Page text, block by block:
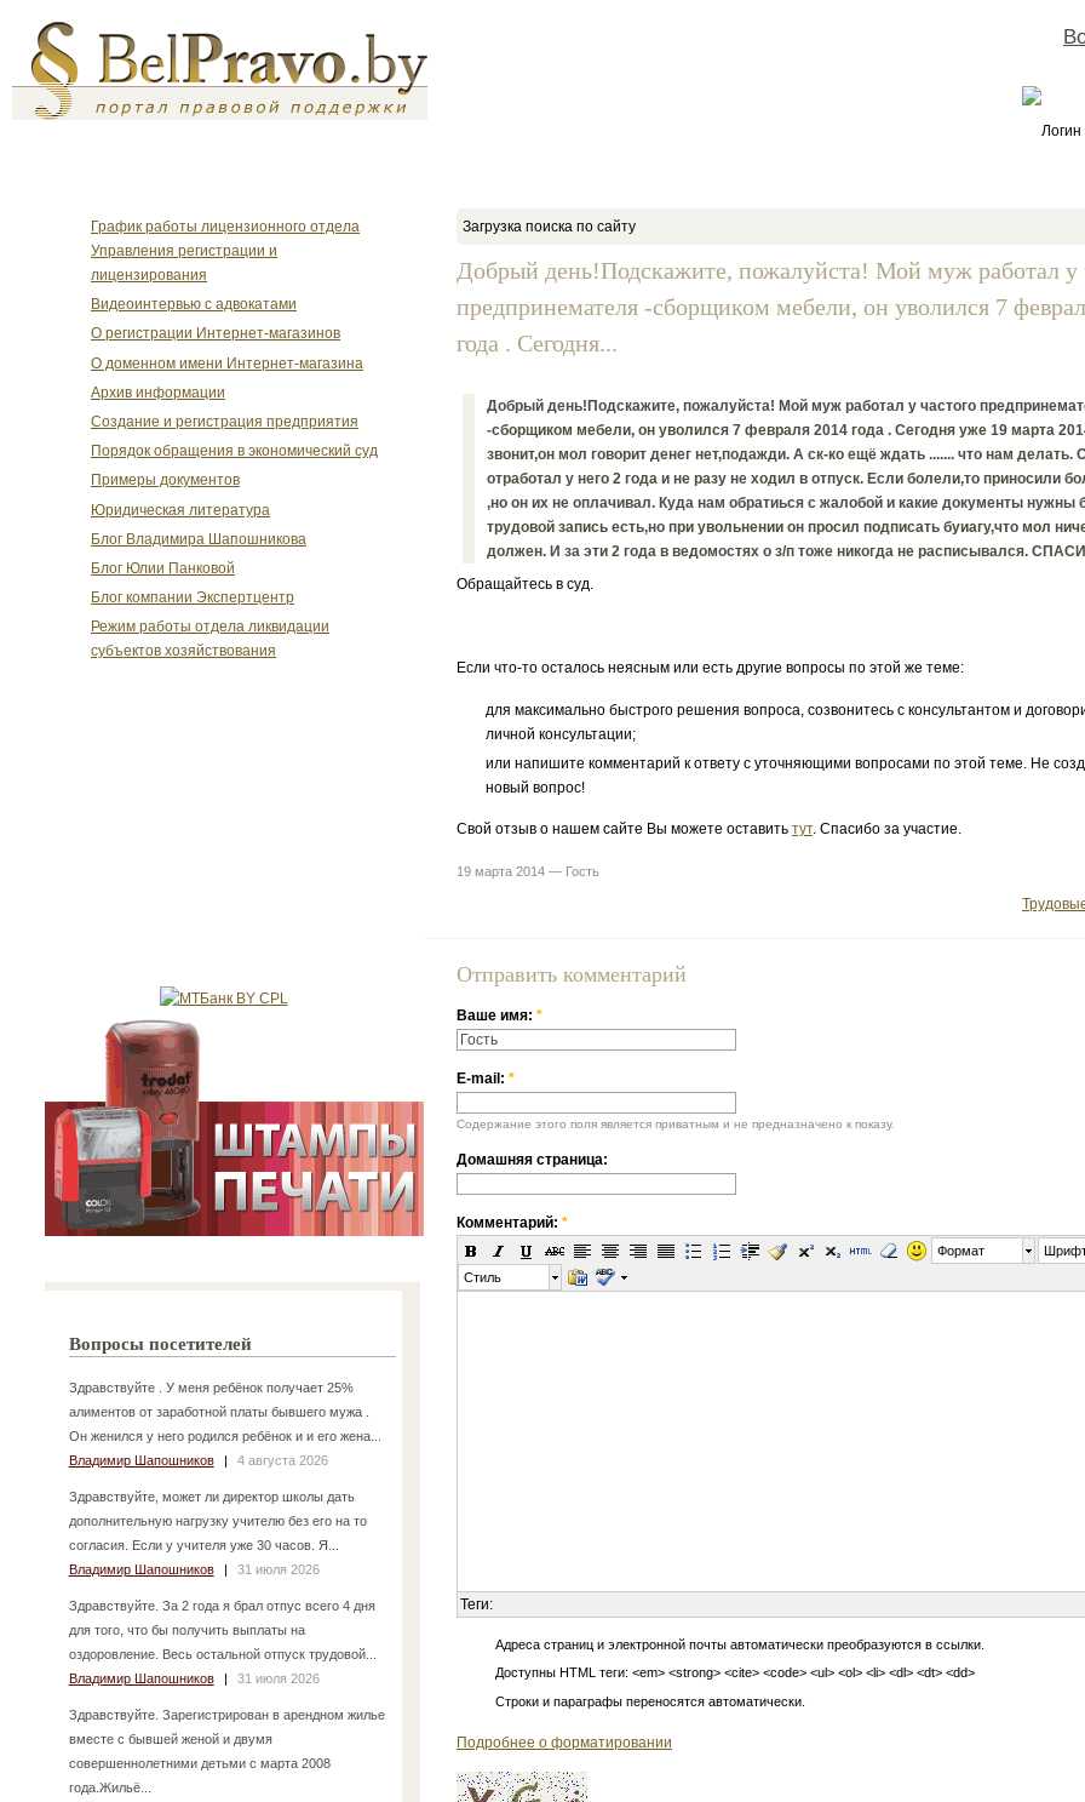
Логин
График работы лицензионного отдела
Управления регистрации и
лицензирования
Видеоинтервью с адвокатами
О регистрации Интернет-магазинов
О доменном имени Интернет-магазина
Архив информации
Создание и регистрация предприятия
Порядок обращения в экономический суд
Примеры документов
Юридическая литература
Блог Владимира Шапошникова
Блог Юлии Панковой
Блог компании Экспертцентр
Режим работы отдела ликвидации
субъектов хозяйствования
Вопросы посетителей
Здравствуйте . У меня ребёнок получает 25%
алиментов от заработной платы бывшего мужа .
Он женился у него родился ребёнок и и его жена...
Владимир Шапошников
| 4 августа 2026
Здравствуйте, может ли директор школы дать
дополнительную нагрузку учителю без его на то
согласия. Если у учителя уже 30 часов. Я...
Владимир Шапошников
| 31 июля 2026
Здравствуйте. За 2 года я брал отпус всего 4 дня
для того, что бы получить выплаты на
оздоровление. Весь остальной отпуск трудовой...
Владимир Шапошников
| 31 июля 2026
Здравствуйте. Зарегистрирован в арендном жилье
вместе с бывшей женой и двумя
совершеннолетними детьми с марта 2008
года.Жильё...
Загрузка поиска по сайту
Добрый день!Подскажите, пожалуйста! Мой муж работал у
предпринемателя -сборщиком мебели, он уволился 7
года . Сегодня...
Добрый день!Подскажите, пожалуйста! Мой муж работал у частого
-сборщиком мебели, он уволился 7 февраля 2014 года . Сегодня уже 19 марта
звонит,он мол говорит денег нет,подажди. А ск-ко ещё ждать ....... что нам делать.
отработал у него 2 года и не разу не ходил в отпуск. Если болели,то приносили
,но он их не оплачивал. Куда нам обратиься с жалобой и какие документы нужны
трудовой запись есть,но при увольнении он просил подписать буиагу,что мол
должен. И за эти 2 года в ведомостях о з/п тоже никогда не расписывался.
Обращайтесь в суд.
Если что-то осталось неясным или есть другие вопросы по этой же теме:
для максимально быстрого решения вопроса, созвонитесь с консультантом и
личной консультации;
или напишите комментарий к ответу с уточняющими вопросами по этой теме. Не
новый вопрос!
Свой отзыв о нашем сайте Вы можете оставить тут. Спасибо за участие.
19 марта 2014 — Гость
Отправить комментарий
Ваше имя: *
E-mail: *
Содержание этого поля является приватным и не предназначено к показу.
Домашняя страница:
Комментарий: *
Формат
Стиль
Теги:
Адреса страниц и электронной почты автоматически преобразуются в ссылки.
Доступны HTML теги: <em> <strong> <cite> <code> <ul> <ol> <li> <dl> <dt> <dd>
Строки и параграфы переносятся автоматически.
Подробнее о форматировании